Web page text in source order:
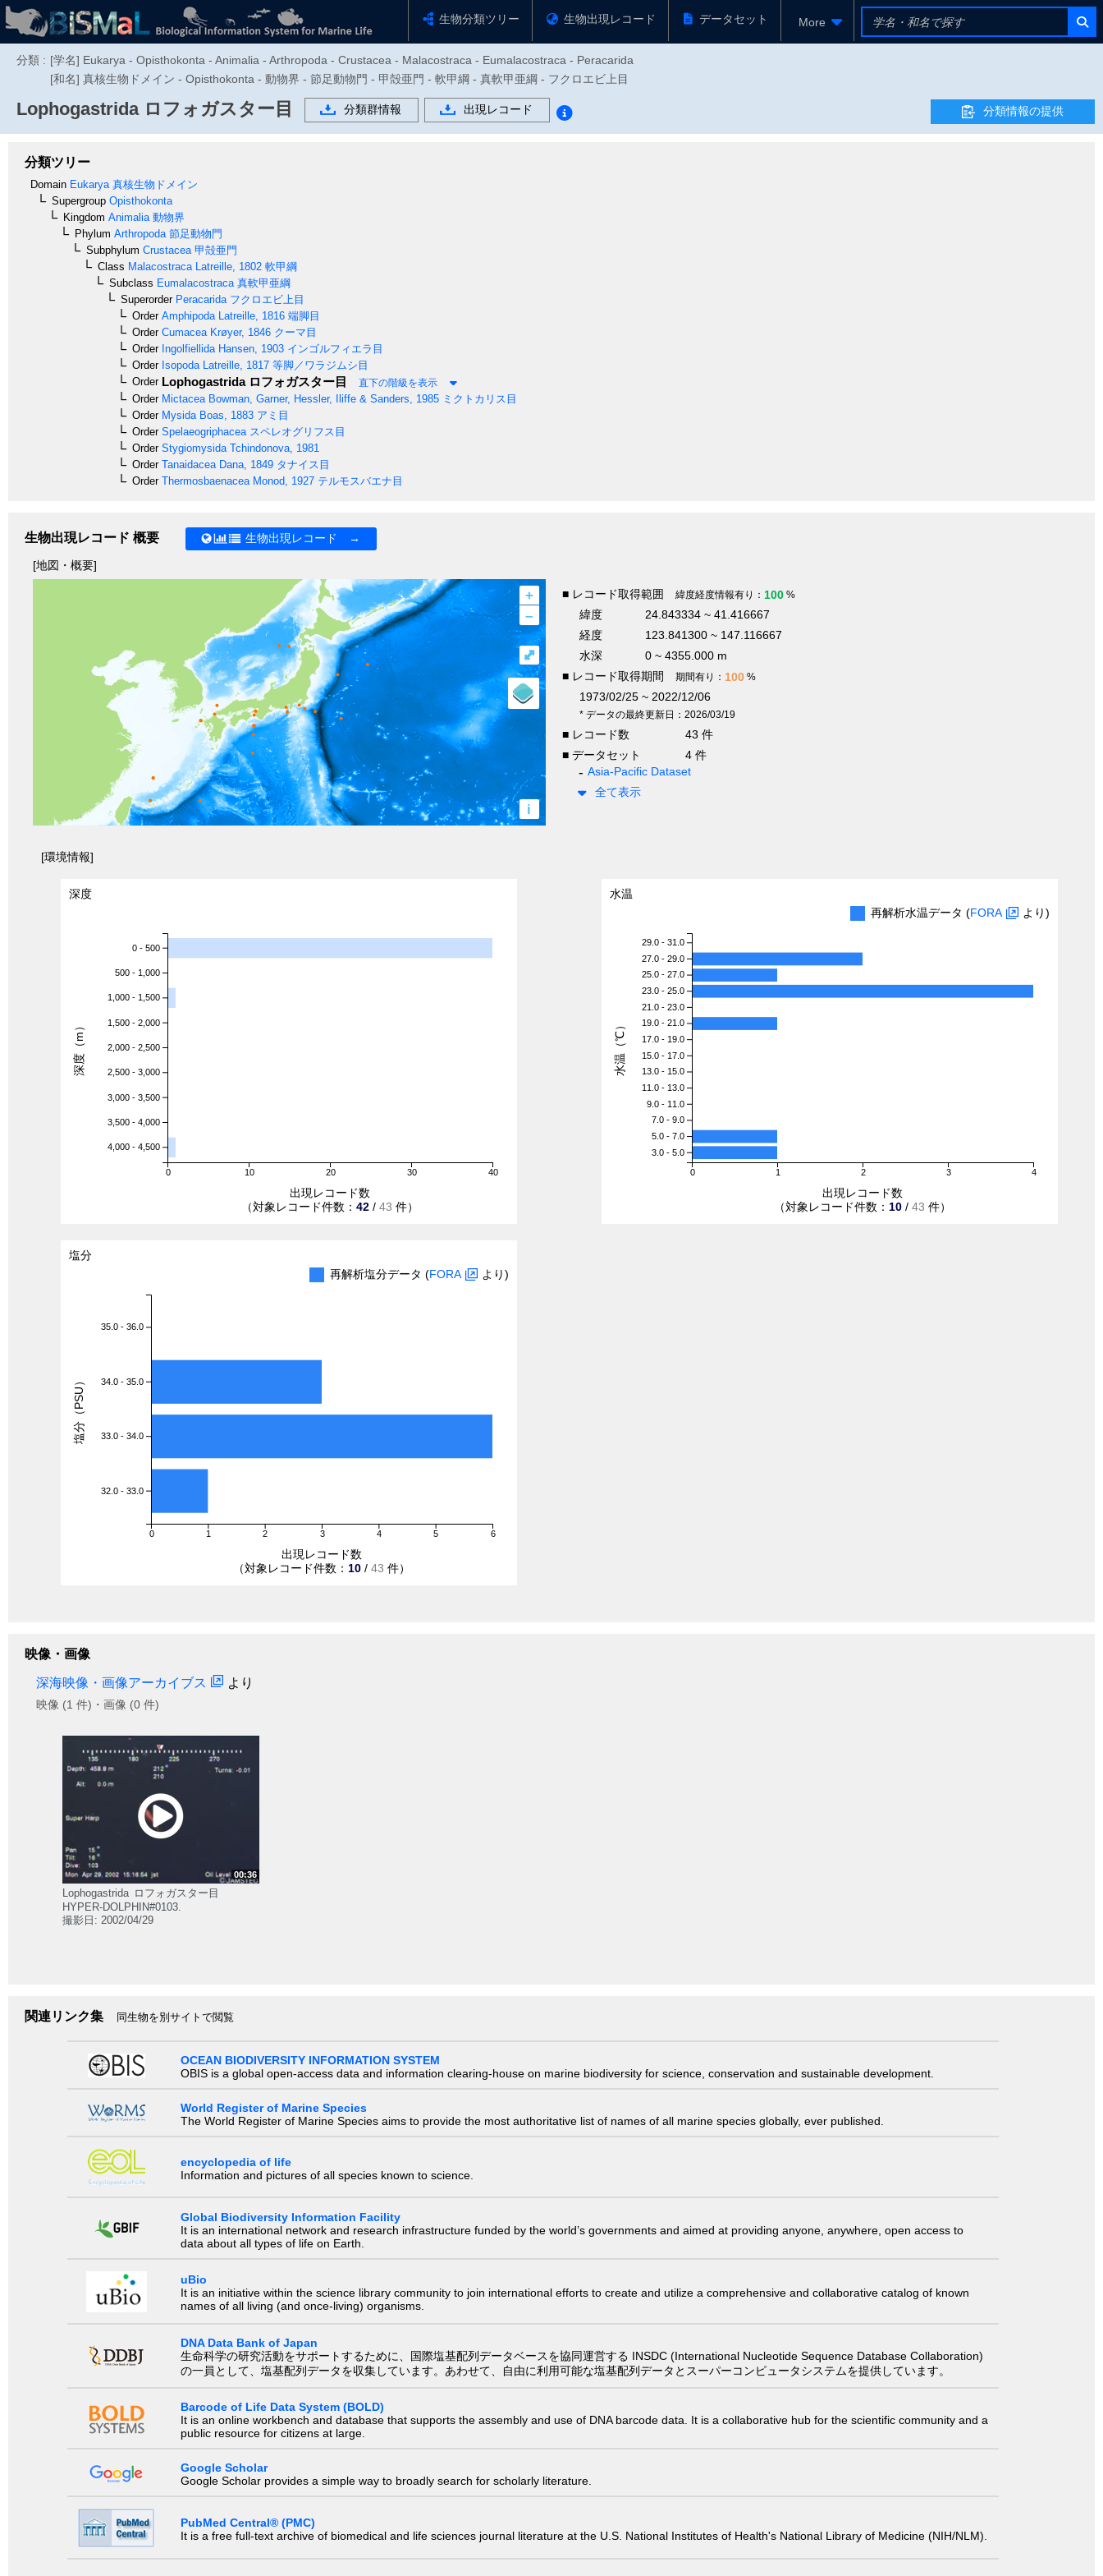
生物分類ツリー 生物出現レコード データセット More
分類 : [学名] Eukarya - Opisthokonta - Animalia - Arthropoda - Crustacea - Malacostraca - Eumalacostraca - Peracarida
[和名] 真核生物ドメイン - Opisthokonta - 動物界 - 節足動物門 - 甲殻亜門 - 軟甲綱 - 真軟甲亜綱 - フクロエビ上目
Lophogastridaロフォガスター目 分類群情報 出現レコード 分類情報の提供
分類ツリー
Domain Eukarya 真核生物ドメイン
Supergroup Opisthokonta
Kingdom Animalia 動物界
Phylum Arthropoda 節足動物門
Subphylum Crustacea 甲殻亜門
Class Malacostraca Latreille, 1802 軟甲綱
Subclass Eumalacostraca 真軟甲亜綱
SuperorderPeracarida フクロエビ上目
OrderAmphipoda Latreille, 1816 端脚目
OrderCumacea Krøyer, 1846 クーマ目
OrderIngolfiellida Hansen, 1903 インゴルフィエラ目
OrderIsopoda Latreille, 1817 等脚／ワラジムシ目
OrderLophogastridaロフォガスター目 直下の階級を表示
OrderMictacea Bowman, Garner, Hessler, Iliffe & Sanders, 1985 ミクトカリス目
OrderMysida Boas, 1883 アミ目
OrderSpelaeogriphacea スペレオグリフス目
OrderStygiomysida Tchindonova, 1981
OrderTanaidacea Dana, 1849 タナイス目
OrderThermosbaenacea Monod, 1927 テルモスバエナ目
生物出現レコード 概要 生物出現レコード →
[地図・概要]
+
–
i
⤢
■ レコード取得範囲 緯度経度情報有り： 100 %
緯度
24.843334 ~ 41.416667
経度
123.841300 ~ 147.116667
水深
0 ~ 4355.000 m
■ レコード取得期間
期間有り： 100 %
1973/02/25 ~ 2022/12/06
* データの最終更新日：2026/03/19
■ レコード数
43 件
■ データセット
4 件
Asia-Pacific Dataset
全て表示
[環境情報]
深度
0 10 20 30 40
0 - 500
500 - 1,000
1,000 - 1,500
1,500 - 2,000
2,000 - 2,500
2,500 - 3,000
3,000 - 3,500
3,500 - 4,000
4,000 - 4,500
出現レコード数
（対象レコード件数： 42 / 43 件）
深度（m）
水温
再解析水温データ (FORA より)
0 1 2 3 4
29.0 - 31.0
27.0 - 29.0
25.0 - 27.0
23.0 - 25.0
21.0 - 23.0
19.0 - 21.0
17.0 - 19.0
15.0 - 17.0
13.0 - 15.0
11.0 - 13.0
9.0 - 11.0
7.0 - 9.0
5.0 - 7.0
3.0 - 5.0
出現レコード数
（対象レコード件数： 10 /43 件）
水温（℃）
塩分
再解析塩分データ (FORA より)
0 1 2 3 4 5 6
35.0 - 36.0
34.0 - 35.0
33.0 - 34.0
32.0 - 33.0
出現レコード数
（対象レコード件数： 10 / 43 件）
塩分（PSU）
映像・画像
深海映像・画像アーカイブス より
映像 (1 件)・画像 (0 件)
00:36
Lophogastrida ロフォガスター目
HYPER-DOLPHIN#0103.
撮影日: 2002/04/29
関連リンク集 同生物を別サイトで閲覧
OCEAN BIODIVERSITY INFORMATION SYSTEM
OBIS is a global open-access data and information clearing-house on marine biodiversity for science, conservation and sustainable development.
World Register of Marine Species
The World Register of Marine Species aims to provide the most authoritative list of names of all marine species globally, ever published.
encyclopedia of life
Information and pictures of all species known to science.
Global Biodiversity Information Facility
It is an international network and research infrastructure funded by the world’s governments and aimed at providing anyone, anywhere, open access to
data about all types of life on Earth.
uBio
It is an initiative within the science library community to join international efforts to create and utilize a comprehensive and collaborative catalog of known
names of all living (and once-living) organisms.
DNA Data Bank of Japan
生命科学の研究活動をサポートするために、国際塩基配列データベースを協同運営する INSDC (International Nucleotide Sequence Database Collaboration)
の一員として、塩基配列データを収集しています。あわせて、自由に利用可能な塩基配列データとスーパーコンピュータシステムを提供しています。
Barcode of Life Data System (BOLD)
It is an online workbench and database that supports the assembly and use of DNA barcode data. It is a collaborative hub for the scientific community and a
public resource for citizens at large.
Google Scholar
Google Scholar provides a simple way to broadly search for scholarly literature.
PubMed Central® (PMC)
It is a free full-text archive of biomedical and life sciences journal literature at the U.S. National Institutes of Health's National Library of Medicine (NIH/NLM).